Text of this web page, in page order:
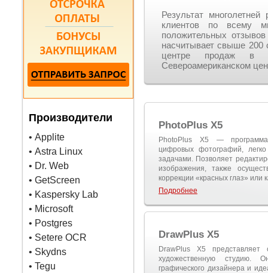
Производители
• Applite
• Astra Linux
• Dr. Web
• GetScreen
• Kaspersky Lab
• Microsoft
• Postgres
• Setere OCR
• Skydns
• Tegu
Результат
клиентов по всему
положительных
насчитывает свыше 200
центре продаж в
Североамериканском
PhotoPlus X5
PhotoPlus X5 —
цифровых фотографий,
задачами. Позволяет
изображения, также
коррекции «красных глаз»
Подробнее
DrawPlus X5
DrawPlus X5 представляет
художественную студию.
графического дизайнера и